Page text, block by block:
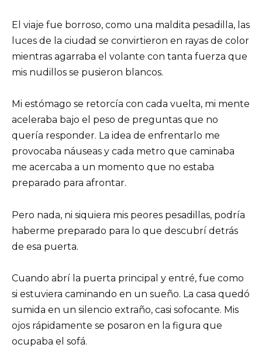
El viaje fue borroso, como una maldita pesadilla, las
luces de la ciudad se convirtieron en rayas de color
mientras agarraba el volante con tanta fuerza que
mis nudillos se pusieron blancos.
Mi estómago se retorcía con cada vuelta, mi mente
aceleraba bajo el peso de preguntas que no
quería responder. La idea de enfrentarlo me
provocaba náuseas y cada metro que caminaba
me acercaba a un momento que no estaba
preparado para afrontar.
Pero nada, ni siquiera mis peores pesadillas, podría
haberme preparado para lo que descubrí detrás
de esa puerta.
Cuando abrí la puerta principal y entré, fue como
si estuviera caminando en un sueño. La casa quedó
sumida en un silencio extraño, casi sofocante. Mis
ojos rápidamente se posaron en la figura que
ocupaba el sofá.